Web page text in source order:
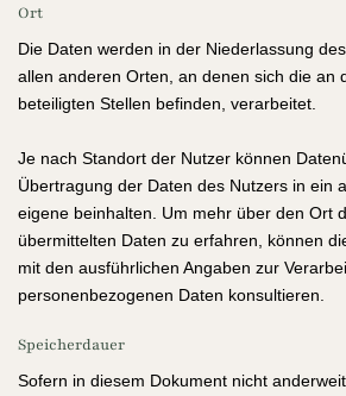
Ort
Die Daten werden in der Niederlassung
allen anderen Orten, an denen sich die an
beteiligten Stellen befinden, verarbeitet.
Je nach Standort der Nutzer können
Übertragung der Daten des Nutzers in ein
eigene beinhalten. Um mehr über den Ort
übermittelten Daten zu erfahren, können
mit den ausführlichen Angaben zur
personenbezogenen Daten konsultieren.
Speicherdauer
Sofern in diesem Dokument nicht